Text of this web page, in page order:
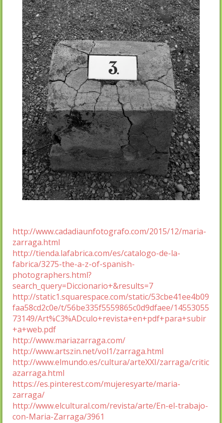
http://www.cadadiaunfotografo.com/2015/12/maria-
zarraga.html
http://tienda.lafabrica.com/es/catalogo-de-la-
fabrica/3275-the-a-z-of-spanish-
photographers.html?
search_query=Diccionario+&results=7
http://static1.squarespace.com/static/53cbe41ee4b09
faa58cd2c0e/t/56be335f5559865c0d9dfaee/14553055
73149/Art%C3%ADculo+revista+en+pdf+para+subir
+a+web.pdf
http://www.mariazarraga.com/
http://www.artszin.net/vol1/zarraga.html
http://www.elmundo.es/cultura/arteXXI/zarraga/critic
azarraga.html
https://es.pinterest.com/mujeresyarte/maria-
zarraga/
http://www.elcultural.com/revista/arte/En-el-trabajo-
con-Maria-Zarraga/3961